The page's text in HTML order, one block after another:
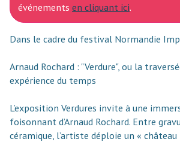
événementsen cliquant ici.
Dans le cadre du festival Normandie
Arnaud Rochard : "Verdure", ou la
expérience du temps
L’exposition Verdures invite à une
foisonnant d’Arnaud Rochard. Entre
céramique, l’artiste déploie un «